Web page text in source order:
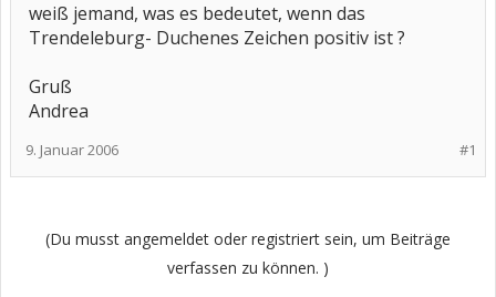
weiß jemand, was es bedeutet, wenn das
Trendeleburg- Duchenes Zeichen positiv ist ?
Gruß
Andrea
#1
9. Januar 2006
(Du musst angemeldet oder registriert sein, um Beiträge
verfassen zu können. )